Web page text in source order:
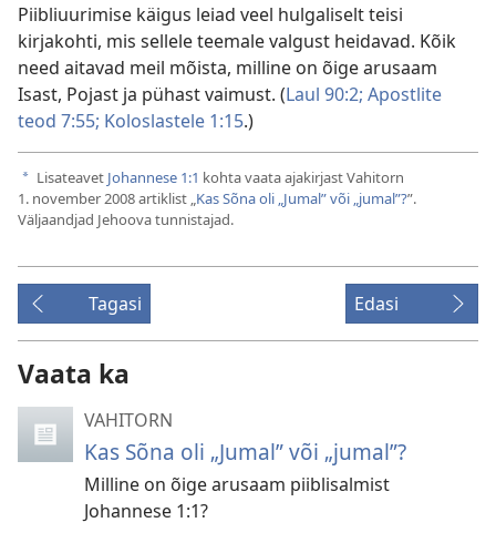
Piibliuurimise käigus leiad veel hulgaliselt teisi
kirjakohti, mis sellele teemale valgust heidavad. Kõik
need aitavad meil mõista, milline on õige arusaam
Isast, Pojast ja pühast vaimust. (Laul 90:2; Apostlite
teod 7:55; Koloslastele 1:15.)
a Lisateavet Johannese 1:1 kohta vaata ajakirjast Vahitorn
1. november 2008 artiklist „Kas Sõna oli „Jumal” või „jumal”?”.
Väljaandjad Jehoova tunnistajad.
Tagasi Edasi
Vaata ka
VAHITORN
Kas Sõna oli „Jumal” või „jumal”?
Milline on õige arusaam piiblisalmist
Johannese 1:1?